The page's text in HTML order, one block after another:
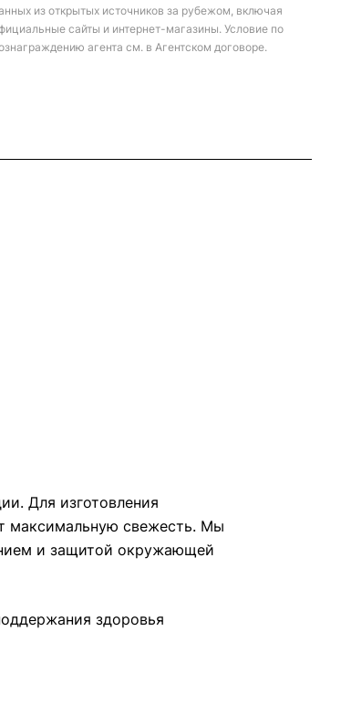
из открытых источников за рубежом, включая
сайты и интернет-магазины. Условие по
агента см. в Агентском договоре.
Для изготовления
максимальную свежесть. Мы
и защитой окружающей
здоровья